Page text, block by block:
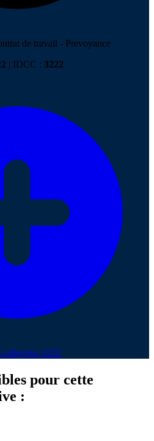
de travail - Prevoyance
| IDCC : 3222
3222
pour cette
: